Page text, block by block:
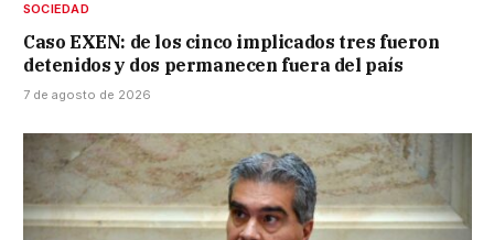
SOCIEDAD
Caso EXEN: de los cinco implicados tres fueron
detenidos y dos permanecen fuera del país
7 de agosto de 2026